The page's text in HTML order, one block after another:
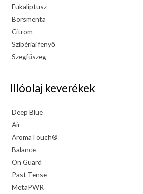
Eukaliptusz
Borsmenta
Citrom
Szibériai fenyő
Szegfűszeg
Illóolaj keverékek
Deep Blue
Air
AromaTouch®
Balance
On Guard
Past Tense
MetaPWR